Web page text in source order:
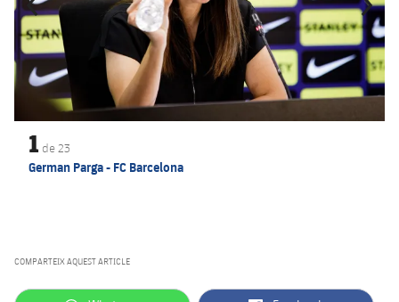
1 de 23
German Parga - FC Barcelona
COMPARTEIX AQUEST ARTICLE